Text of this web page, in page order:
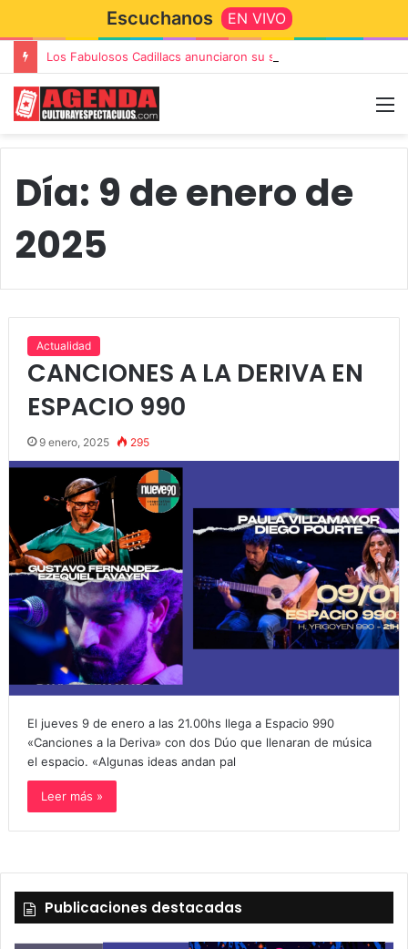
Escuchanos EN VIVO
Día: 9 de enero de
2025
Actualidad
CANCIONES A LA DERIVA EN
ESPACIO 990
9 enero, 2025 295
El jueves 9 de enero a las 21.00hs llega a Espacio 990
«Canciones a la Deriva» con dos Dúo que llenaran de música
el espacio. «Algunas ideas andan pal
Leer más »
Publicaciones destacadas